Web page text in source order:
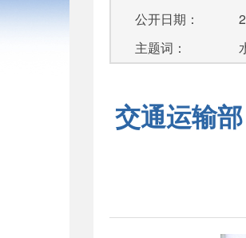
公开日期：
主题词：
交通运输